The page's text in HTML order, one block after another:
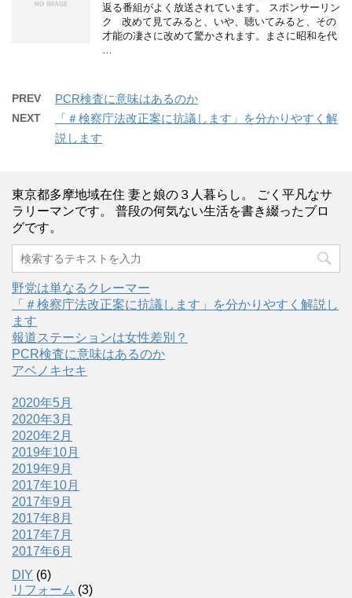
返る番組がよく放送されています。 スポンサーリン
ク 改めて見てみると、いや、聴いてみると、その
才能の凄さに改めて驚かされます。まさに昭和を代
PREV PCR検査に意味はあるのか
NEXT
「＃検察庁法改正案に抗議します」を分かりやすく解
説します
東京都多摩地域在住 妻と娘の３人暮らし。 ごく平凡なサ
ラリーマンです。 普段の何気ない生活を書き綴ったブロ
グです。
野党は単なるクレーマー
「＃検察庁法改正案に抗議します」を分かりやすく解説し
ます
報道ステーションは女性差別？
PCR検査に意味はあるのか
アベノキセキ
2020年5月
2020年3月
2020年2月
2019年10月
2019年9月
2017年10月
2017年9月
2017年8月
2017年7月
2017年6月
DIY (6)
リフォーム (3)